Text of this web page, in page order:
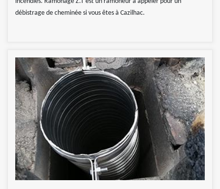
débistrage de cheminée si vous êtes à Cazilhac.